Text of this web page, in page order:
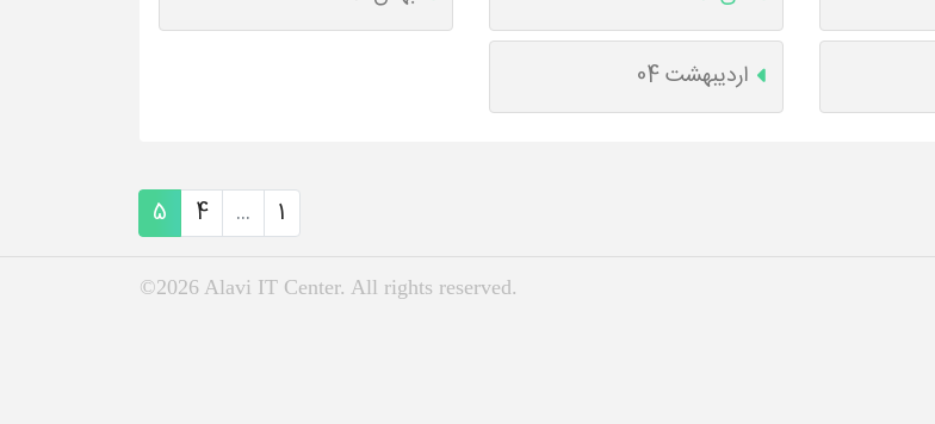
اردیبهشت 04
1
...
4
5
©2026 Alavi IT Center. All rights reserved.